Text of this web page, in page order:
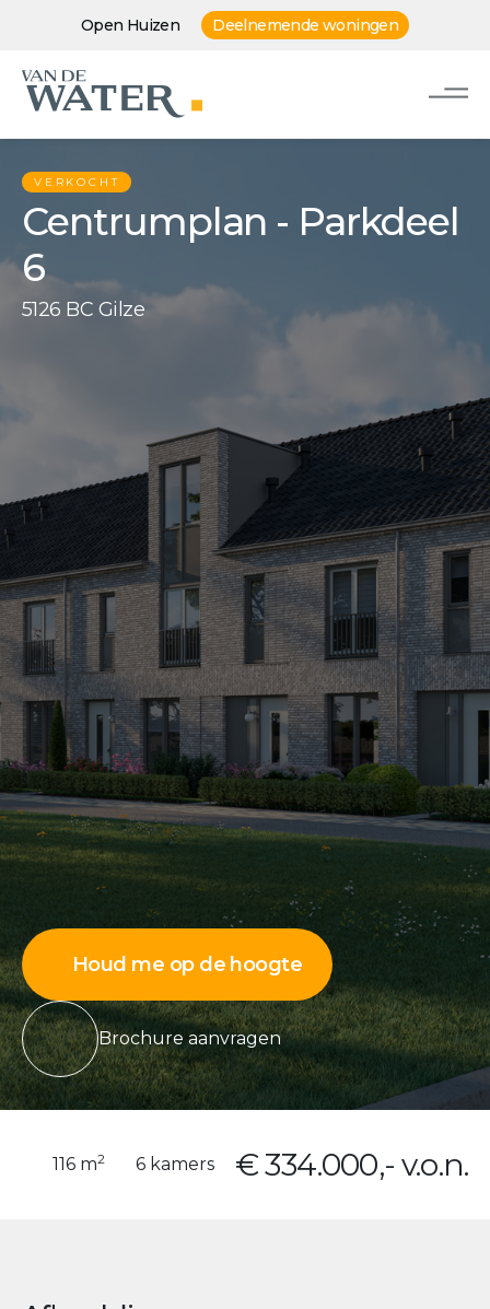
Open Huizen Deelnemende woningen
VERKOCHT
Centrumplan - Parkdeel
6
5126 BC Gilze
Houd me op de hoogte
Brochure aanvragen
116 m2 6 kamers € 334.000,- v.o.n.